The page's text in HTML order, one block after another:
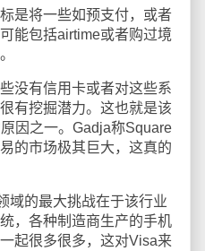
将一些如预支付，或者
能包括airtime或者购过境
有信用卡或者对这些系
有挖掘潜力。这也就是该
因之一。Gadja称Square
的市场极其巨大，这真的
的最大挑战在于该行业
，各种制造商生产的手机
起很多很多，这对Visa来